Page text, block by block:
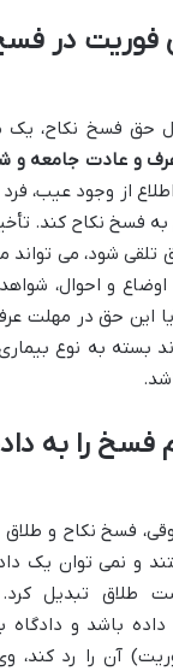
فوریت در
حق فسخ نکاح،
و عادت جامعه و
از وجود عیب، فرد
به فسخ نکاح کند.
تلقی شود، می
اوضاع و احوال،
این حق در مهلت
بسته به نوع
فسخ را به
فسخ نکاح و
و نمی توان یک
طلاق تبدیل
باشد و دادگاه
آن را رد کند،